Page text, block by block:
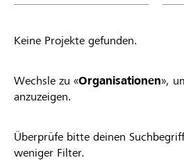
Keine Projekte gefunden.
Wechsle zu «Organisationen»,
anzuzeigen.
Überprüfe bitte deinen
weniger Filter.